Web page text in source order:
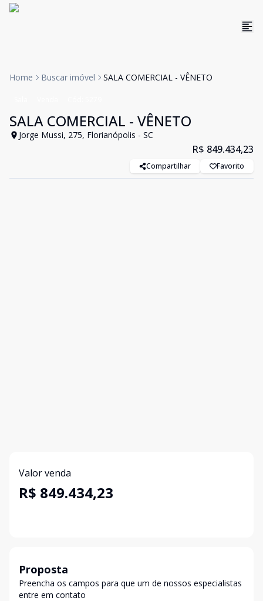
Home Buscar imóvel SALA COMERCIAL - VÊNETO
SALA COMERCIAL - VÊNETO
Jorge Mussi, 275, Florianópolis - SC
R$ 849.434,23
Compartilhar Favorito
Valor venda
R$ 849.434,23
Proposta
Preencha os campos para que um de nossos especialistas
entre em contato